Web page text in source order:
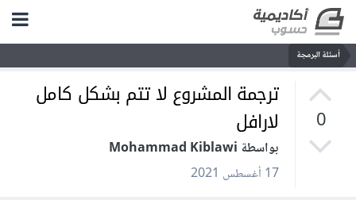
أسئلة البرمجة
0
ترجمة المشروع لا تتم بشكل كامل
لارافل
بواسطة Mohammad Kiblawi
17 أغسطس 2021